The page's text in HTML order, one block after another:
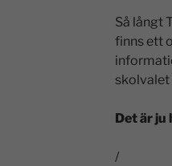
Så långt
finns ett
skolvalet
Det är
/